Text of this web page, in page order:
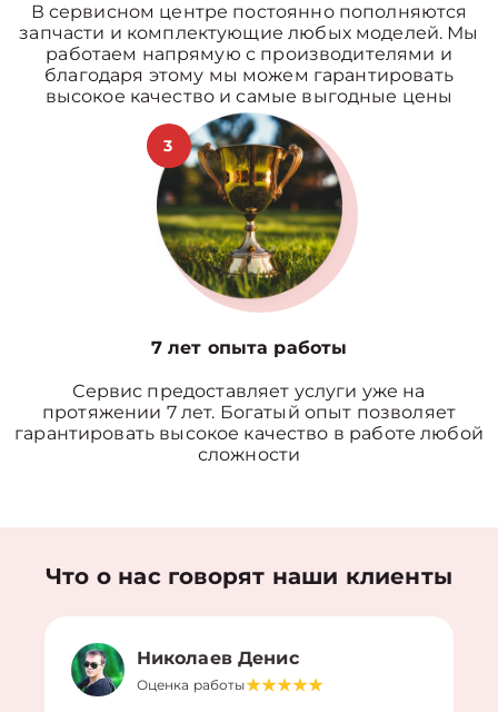
В сервисном центре постоянно пополняются
запчасти и комплектующие любых моделей. Мы
работаем напрямую с производителями и
благодаря этому мы можем гарантировать
высокое качество и самые выгодные цены
3
7 лет опыта работы
Сервис предоставляет услуги уже на
протяжении 7 лет. Богатый опыт позволяет
гарантировать высокое качество в работе любой
сложности
Что о нас говорят наши клиенты
Николаев Денис
Оценка работы